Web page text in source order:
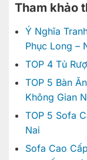
Tham khảo
Ý Nghĩa
Phục Long –
TOP 4 Tủ
TOP 5 Bàn
Không Gian
TOP 5 Sofa
Nai
Sofa Cao